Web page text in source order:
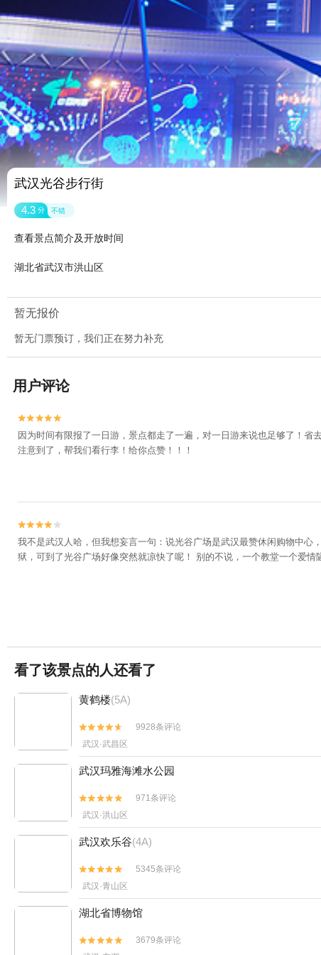
武汉光谷步行街
4.3 分 不错
查看景点简介及开放时间
湖北省武汉市洪山区
暂无报价
暂无门票预订，我们正在努力补充
用户评论


因为时间有限报了一日游，景点都走了一遍，对一日游来说也足够了！
注意到了，帮我们看行李！给你点赞！！！


我不是武汉人哈，但我想妄言一句：说光谷广场是武汉最赞休闲购物中
狱，可到了光谷广场好像突然就凉快了呢！ 别的不说，一个教堂一个爱
看了该景点的人还看了
黄鹤楼(5A)


9928条评论
武汉·武昌区
武汉玛雅海滩水公园


971条评论
武汉·洪山区
武汉欢乐谷(4A)


5345条评论
武汉·青山区
湖北省博物馆


3679条评论